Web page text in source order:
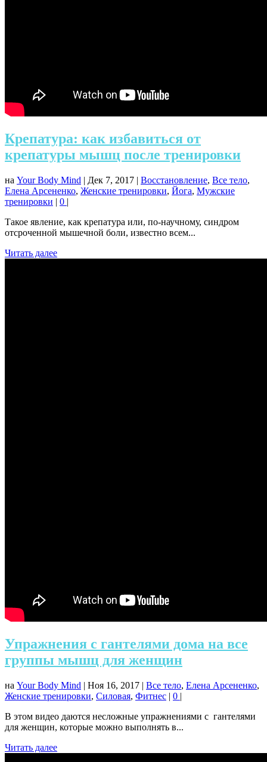
Крепатура: как избавиться от
крепатуры мышц после тренировки
на Your Body Mind | Дек 7, 2017 | Восстановление, Все тело,
Елена Арсененко, Женские тренировки, Йога, Мужские
тренировки | 0 |
Такое явление, как крепатура или, по-научному, синдром
отсроченной мышечной боли, известно всем...
Читать далее
Упражнения с гантелями дома на все
группы мышц для женщин
на Your Body Mind | Ноя 16, 2017 | Все тело, Елена Арсененко,
Женские тренировки, Силовая, Фитнес | 0 |
В этом видео даются несложные упражнениями с гантелями
для женщин, которые можно выполнять в...
Читать далее